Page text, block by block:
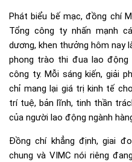
Phát biểu bế mạc, đồng chí
Tổng công ty nhấn mạnh
dương, khen thưởng hôm nay
phong trào thi đua lao động
công ty. Mỗi sáng kiến, giải
chỉ mang lại giá trị kinh tế
trí tuệ, bản lĩnh, tinh thần
của người lao động ngành
Đồng chí khẳng định, giai
chung và VIMC nói riêng